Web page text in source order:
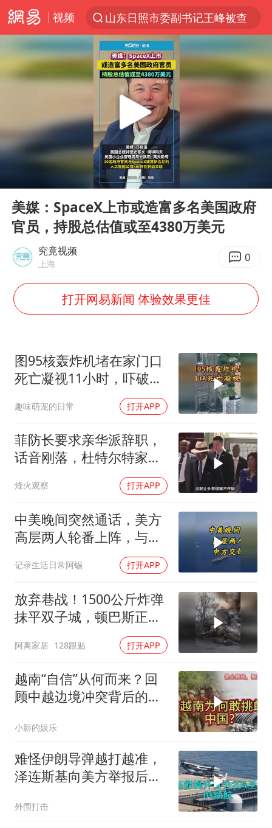
视频
山东日照市委副书记王峰被查
探寻“技能+”促就业创业新路
24小时不关空调 电费反而更低？
店主遭女子“鬼手”换钞
美国退回1000亿美元关税
38岁山东财大教授刘海明逝世
河南试行周五下午弹性离岗
顾客结账把钱扔地上 服务员霸气扔回
“天津之眼”摩天轮附近2人落水
弹药库存告急 美军补货难
南太行山失联女孩最后信号不在山林
李亚鹏向地铁吐血女孩捐99999元
总书记关心百姓身边这些民生大事
Play
美媒：SpaceX上市或造富多名美国政府
官员，持股总估值或至4380万美元
究竟视频
上海 0
打开网易新闻 体验效果更佳
图95核轰炸机堵在家门口
死亡凝视11小时，吓破胆
趣味萌宠的日常 打开APP
菲防长要求亲华派辞职，
话音刚落，杜特尔特家族
烽火观察 打开APP
中美晚间突然通话，美方
高层两人轮番上阵，与中
记录生活日常阿蜴 打开APP
放弃巷战！1500公斤炸弹
抹平双子城，顿巴斯正变
阿离家居 128跟贴 打开APP
越南“自信”从何而来？回
顾中越边境冲突背后的故
小影的娱乐
难怪伊朗导弹越打越准，
泽连斯基向美方举报后，
外围打击